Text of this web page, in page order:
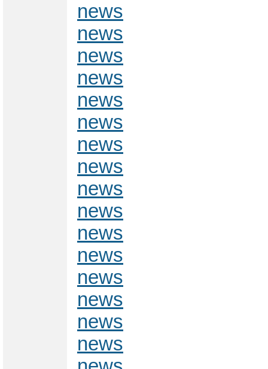
news
news
news
news
news
news
news
news
news
news
news
news
news
news
news
news